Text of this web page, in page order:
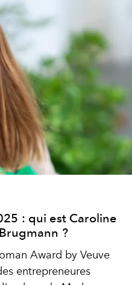
: qui est Caroline
?
Award by Veuve
entrepreneures